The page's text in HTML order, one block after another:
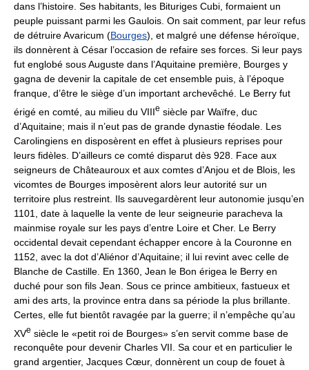
dans l’histoire. Ses habitants, les Bituriges Cubi, formaient un
peuple puissant parmi les Gaulois. On sait comment, par leur refus
de détruire Avaricum (Bourges), et malgré une défense héroïque,
ils donnèrent à César l’occasion de refaire ses forces. Si leur pays
fut englobé sous Auguste dans l’Aquitaine première, Bourges y
gagna de devenir la capitale de cet ensemble puis, à l’époque
franque, d’être le siège d’un important archevêché. Le Berry fut
érigé en comté, au milieu du VIIIe siècle par Waïfre, duc
d’Aquitaine; mais il n’eut pas de grande dynastie féodale. Les
Carolingiens en disposèrent en effet à plusieurs reprises pour
leurs fidèles. D’ailleurs ce comté disparut dès 928. Face aux
seigneurs de Châteauroux et aux comtes d’Anjou et de Blois, les
vicomtes de Bourges imposèrent alors leur autorité sur un
territoire plus restreint. Ils sauvegardèrent leur autonomie jusqu’en
1101, date à laquelle la vente de leur seigneurie paracheva la
mainmise royale sur les pays d’entre Loire et Cher. Le Berry
occidental devait cependant échapper encore à la Couronne en
1152, avec la dot d’Aliénor d’Aquitaine; il lui revint avec celle de
Blanche de Castille. En 1360, Jean le Bon érigea le Berry en
duché pour son fils Jean. Sous ce prince ambitieux, fastueux et
ami des arts, la province entra dans sa période la plus brillante.
Certes, elle fut bientôt ravagée par la guerre; il n’empêche qu’au
XVe siècle le «petit roi de Bourges» s’en servit comme base de
reconquête pour devenir Charles VII. Sa cour et en particulier le
grand argentier, Jacques Cœur, donnèrent un coup de fouet à